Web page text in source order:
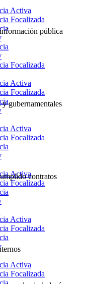
Activa
Focalizada
Focalizada
Activa
Focalizada
Activa
Focalizada
Activa
Focalizada
Activa
Focalizada
Activa
Focalizada
pública
gubernamentales
contratos